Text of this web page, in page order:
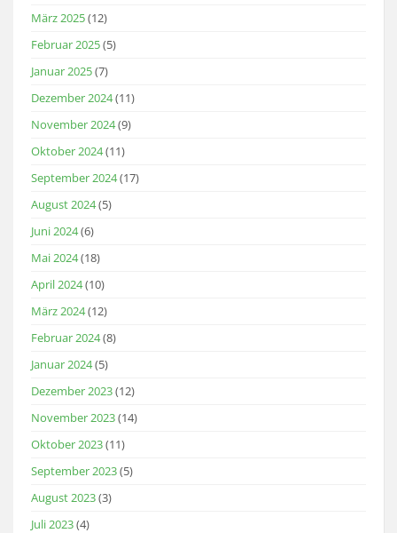
März 2025(12)
Februar 2025(5)
Januar 2025(7)
Dezember 2024(11)
November 2024(9)
Oktober 2024(11)
September 2024(17)
August 2024(5)
Juni 2024(6)
Mai 2024(18)
April 2024(10)
März 2024(12)
Februar 2024(8)
Januar 2024(5)
Dezember 2023(12)
November 2023(14)
Oktober 2023(11)
September 2023(5)
August 2023(3)
Juli 2023(4)